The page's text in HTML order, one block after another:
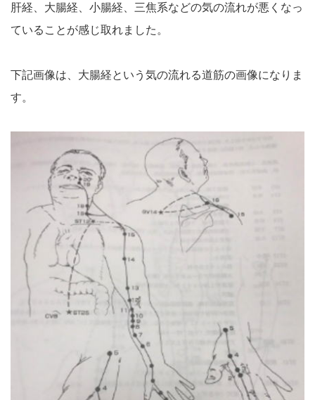
肝経、大腸経、小腸経、三焦系などの気の流れが悪くなっ
ていることが感じ取れました。
下記画像は、大腸経という気の流れる道筋の画像になりま
す。